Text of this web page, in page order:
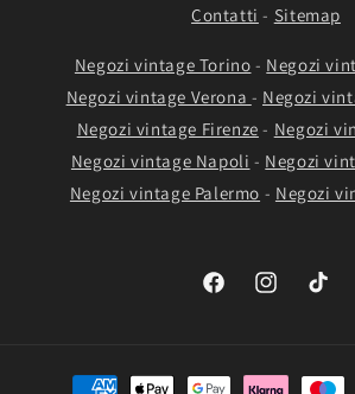
Contatti - Sitemap
Negozi vintage Torino - Negozi
Negozi vintage Verona - Negozi
Negozi vintage Firenze - Negozi
Negozi vintage Napoli - Negozi
Negozi vintage Palermo - Negozi
FacebookInstagramTikTok
Metodi